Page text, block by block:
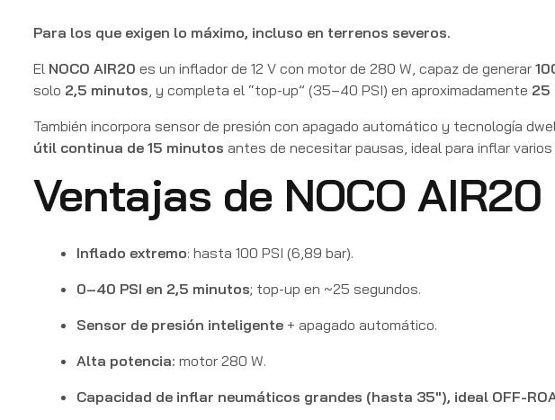
Para los que exigen lo máximo, incluso en terrenos severos.
El NOCO AIR20 es un inflador de 12 V con motor de 280 W, capaz de generar
solo 2,5 minutos, y completa el “top-up” (35–40 PSI) en aproximadamente 25
También incorpora sensor de presión con apagado automático y tecnología
útil continua de 15 minutos antes de necesitar pausas, ideal para inflar
Ventajas de NOCO AIR20
Inflado extremo: hasta 100 PSI (6,89 bar).
0–40 PSI en 2,5 minutos; top-up en ~25 segundos.
Sensor de presión inteligente + apagado automático.
Alta potencia: motor 280 W.
Capacidad de inflar neumáticos grandes (hasta 35″), ideal OFF-